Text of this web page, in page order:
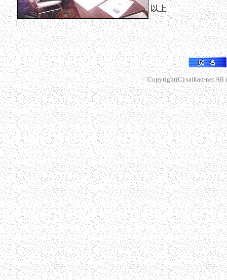
以上
Copyright(C) saikan-net All